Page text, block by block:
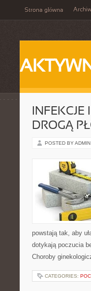
Strona główna
DROGĄ
POSTED BY ADMIN
powstają tak, aby
dotykają poczucia
Choroby
CATEGORIES: